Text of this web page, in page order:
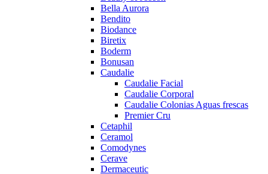
Bella Aurora
Bendito
Biodance
Biretix
Boderm
Bonusan
Caudalie
Caudalie Facial
Caudalie Corporal
Caudalie Colonias Aguas frescas
Premier Cru
Cetaphil
Ceramol
Comodynes
Cerave
Dermaceutic